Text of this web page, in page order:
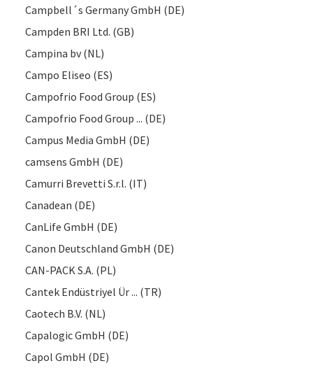
Campbell´s Germany GmbH (DE)
Campden BRI Ltd. (GB)
Campina bv (NL)
Campo Eliseo (ES)
Campofrio Food Group (ES)
Campofrio Food Group ... (DE)
Campus Media GmbH (DE)
camsens GmbH (DE)
Camurri Brevetti S.r.l. (IT)
Canadean (DE)
CanLife GmbH (DE)
Canon Deutschland GmbH (DE)
CAN-PACK S.A. (PL)
Cantek Endüstriyel Ür ... (TR)
Caotech B.V. (NL)
Capalogic GmbH (DE)
Capol GmbH (DE)